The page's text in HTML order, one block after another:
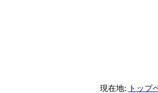
現在地: トップ